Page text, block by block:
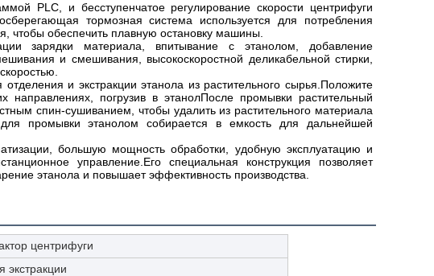
PLC, и бесступенчатое регулирование скорости центрифуги
тормозная система используется для потребления
чтобы обеспечить плавную остановку машины.
зарядки материала, впитывание с этанолом, добавление
и смешивания, высокоскоростной деликабельной стирки,
и экстракции этанола из растительного сырья.Положите
погрузив в этанолПосле промывки растительный
спин-сушиванием, чтобы удалить из растительного материала
промывки этанолом собирается в емкость для дальнейшей
большую мощность обработки, удобную эксплуатацию и
управление.Его специальная конструкция позволяет
этанола и повышает эффективность производства.
центрифуги
экстракции